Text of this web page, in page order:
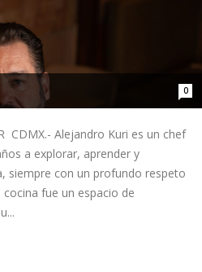
0
CDMX.- Alejandro Kuri es un chef
a explorar, aprender y
siempre con un profundo respeto
fue un espacio de